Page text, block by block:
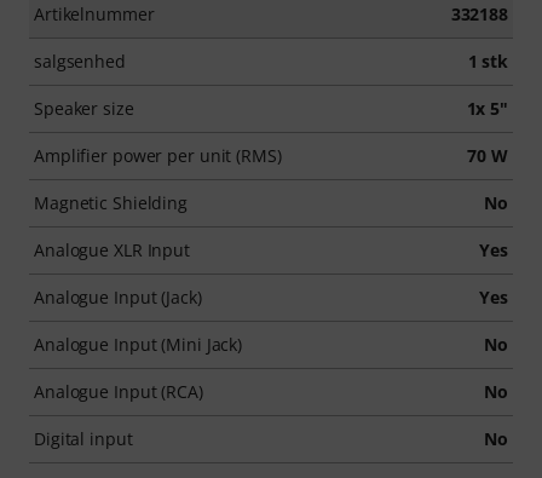
Artikelnummer 332188
salgsenhed 1 stk
Speaker size 1x 5"
Amplifier power per unit (RMS) 70 W
Magnetic Shielding No
Analogue XLR Input Yes
Analogue Input (Jack) Yes
Analogue Input (Mini Jack) No
Analogue Input (RCA) No
Digital input No